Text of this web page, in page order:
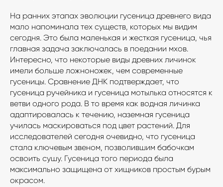
На ранних этапах эволюции гусеница древнего вида
мало напоминала тех существ, которых мы видим
сегодня. Это была маленькая и жесткая гусеница, чья
главная задача заключалась в поедании мхов.
Интересно, что некоторые виды древних личинок
имели больше ложноножек, чем современные
гусеницы. Сравнение ДНК подтверждает, что
гусеница ручейника и гусеница мотылька относятся к
ветви одного рода. В то время как водная личинка
адаптировалась к течению, наземная гусеница
училась маскироваться под цвет растений. Для
исследователей сегодня очевидно, что гусеница
стала ключевым звеном, позволившим бабочкам
освоить сушу. Гусеница того периода была
максимально защищена от хищников простым бурым
окрасом.